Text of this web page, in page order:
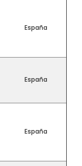
España
España
España